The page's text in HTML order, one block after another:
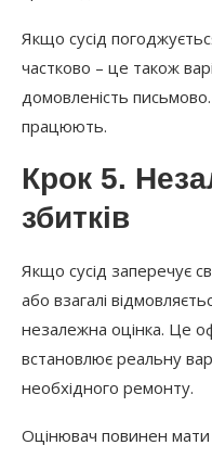
Якщо сусід
частково – це також
домовленість письмово.
працюють.
Крок 5.
збитків
Якщо сусід заперечує
або взагалі
незалежна оцінка. Це
встановлює реальну
необхідного ремонту.
Оцінювач повинен мати